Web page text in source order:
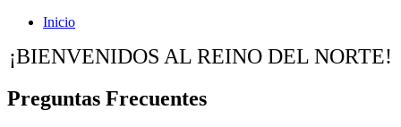
Inicio
¡BIENVENIDOS AL REINO DEL NORTE!
Preguntas Frecuentes